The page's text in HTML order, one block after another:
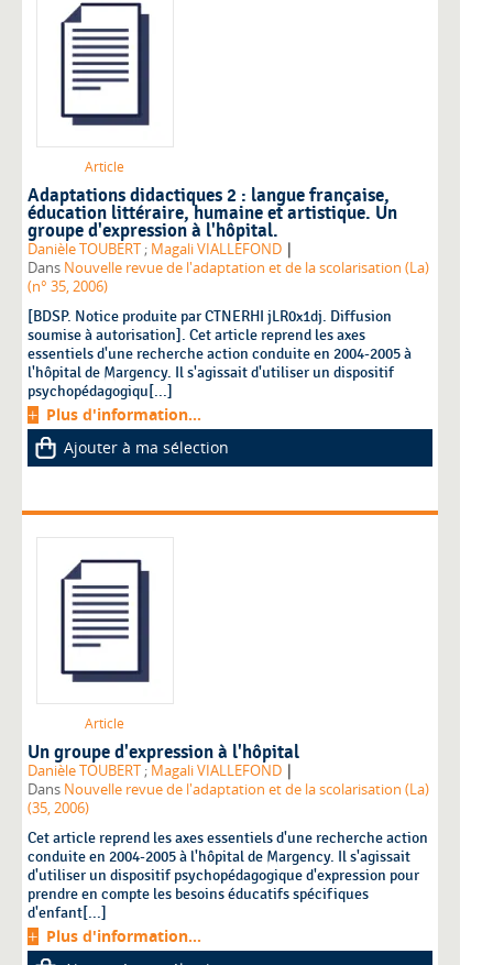
Article
Adaptations didactiques 2 : langue française,
éducation littéraire, humaine et artistique. Un
groupe d'expression à l'hôpital.
Danièle TOUBERT ; Magali VIALLEFOND |
Dans Nouvelle revue de l'adaptation et de la scolarisation (La)
(n° 35, 2006)
[BDSP. Notice produite par CTNERHI jLR0x1dj. Diffusion
soumise à autorisation]. Cet article reprend les axes
essentiels d'une recherche action conduite en 2004-2005 à
l'hôpital de Margency. Il s'agissait d'utiliser un dispositif
psychopédagogiqu[...]
Plus d'information...
Ajouter à ma sélection
Article
Un groupe d'expression à l'hôpital
Danièle TOUBERT ; Magali VIALLEFOND |
Dans Nouvelle revue de l'adaptation et de la scolarisation (La)
(35, 2006)
Cet article reprend les axes essentiels d'une recherche action
conduite en 2004-2005 à l'hôpital de Margency. Il s'agissait
d'utiliser un dispositif psychopédagogique d'expression pour
prendre en compte les besoins éducatifs spécifiques
d'enfant[...]
Plus d'information...